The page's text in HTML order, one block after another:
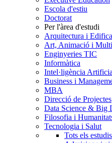
Escola d'estiu
Doctorat
Per l'àrea d'estudi
Arquitectura i
Art, Animació i
Enginyeries TIC
Informàtica
Intel·ligència
Business i
MBA
Direcció de Projectes
Data Science & Big
Filosofia i
Tecnologia i Salut
Tots els estudis